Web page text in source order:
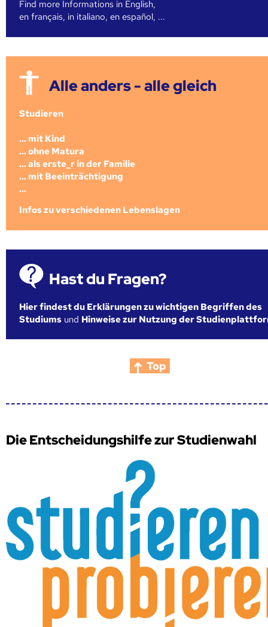
Find more Informations in English,
en français, in italiano, en español, ...
Alle anders - alle gleich
Studieren
... mit Kind
... ohne Matura
... als erste_r in der Familie
... mit Beeinträchtigung
...
Infos zu verschiedenen Lebenslagen
Hast du Fragen?
Hier findest du Erklärungen zu wichtigen Begriffen des
Studiums und Hinweise zur Nutzung der
Top
Die Entscheidungshilfe zur Studienwahl